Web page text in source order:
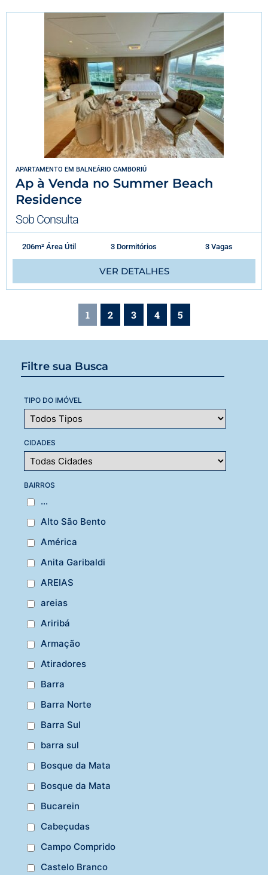
Filtre sua Busca
TIPO DO IMÓVEL
CIDADES
BAIRROS
...
Alto São Bento
América
Anita Garibaldi
AREIAS
areias
Ariribá
Armação
Atiradores
Barra
Barra Norte
Barra Sul
barra sul
Bosque da Mata
Bosque da Mata
Bucarein
Cabeçudas
Campo Comprido
Castelo Branco
APARTAMENTO EM BALNEÁRIO CAMBORIÚ
Ap à Venda no Summer Beach
Residence
Sob Consulta
206m² Área Útil 3 Dormitórios 3 Vagas
VER DETALHES
1 2 3 4 5